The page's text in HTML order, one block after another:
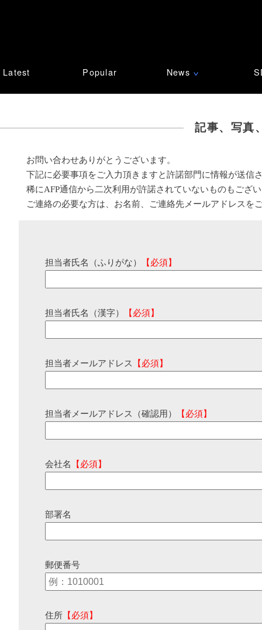
Latest Popular News ∨
記事、写真
お問い合わせありがとうございます。
下記に必要事項をご入力頂きますと許諾部門に情報が送信
稀にAFP通信から二次利用が許諾されていないものもござ
ご連絡の必要な方は、お名前、ご連絡先メールアドレスを
担当者氏名（ふりがな） 【必須】
担当者氏名（漢字） 【必須】
担当者メールアドレス 【必須】
担当者メールアドレス（確認用） 【必須】
会社名 【必須】
部署名
郵便番号
住所 【必須】